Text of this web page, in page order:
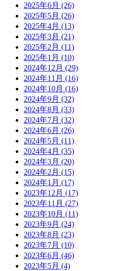
2025年6月 (26)
2025年5月 (26)
2025年4月 (13)
2025年3月 (21)
2025年2月 (11)
2025年1月 (10)
2024年12月 (29)
2024年11月 (16)
2024年10月 (16)
2024年9月 (32)
2024年8月 (33)
2024年7月 (32)
2024年6月 (26)
2024年5月 (11)
2024年4月 (35)
2024年3月 (20)
2024年2月 (15)
2024年1月 (17)
2023年12月 (17)
2023年11月 (27)
2023年10月 (11)
2023年9月 (24)
2023年8月 (23)
2023年7月 (10)
2023年6月 (46)
2023年5月 (4)